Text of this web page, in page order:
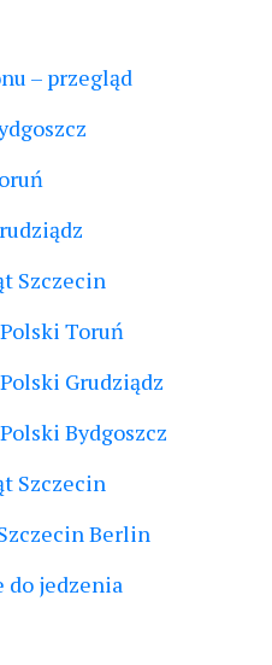
– przegląd
Szczecin
Toruń
Grudziądz
Bydgoszcz
Szczecin
Berlin
do jedzenia